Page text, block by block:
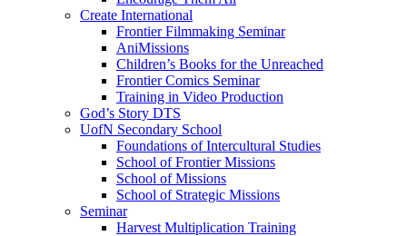
Create International
Frontier Filmmaking Seminar
AniMissions
Children’s Books for the Unreached
Frontier Comics Seminar
Training in Video Production
God’s Story DTS
UofN Secondary School
Foundations of Intercultural Studies
School of Frontier Missions
School of Missions
School of Strategic Missions
Seminar
Harvest Multiplication Training